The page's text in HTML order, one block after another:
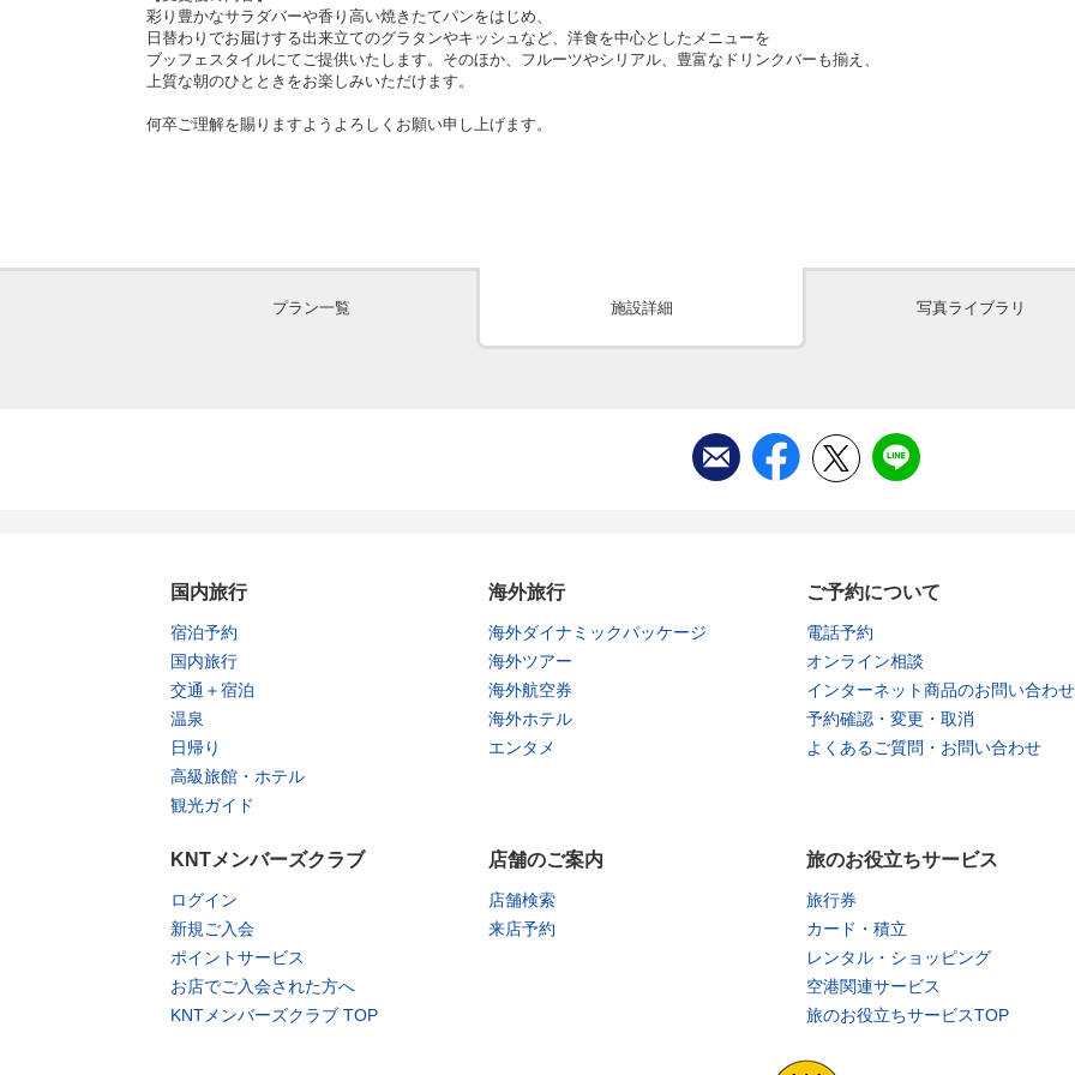
彩り豊かなサラダバーや香り高い焼きたてパンをはじめ、
日替わりでお届けする出来立てのグラタンやキッシュなど、洋食を中心としたメニューを
ブッフェスタイルにてご提供いたします。そのほか、フルーツやシリアル、豊富なドリンクバーも揃え、
上質な朝のひとときをお楽しみいただけます。
何卒ご理解を賜りますようよろしくお願い申し上げます。
プラン一覧 施設詳細 写真ライブラリ
国内旅行
宿泊予約
国内旅行
交通＋宿泊
温泉
日帰り
高級旅館・ホテル
観光ガイド
海外旅行
海外ダイナミックパッケージ
海外ツアー
海外航空券
海外ホテル
エンタメ
ご予約について
電話予約
オンライン相談
インターネット商品のお問い合わせ
予約確認・変更・取消
よくあるご質問・お問い合わせ
KNTメンバーズクラブ
ログイン
新規ご入会
ポイントサービス
お店でご入会された方へ
KNTメンバーズクラブ TOP
店舗のご案内
店舗検索
来店予約
旅のお役立ちサービス
旅行券
カード・積立
レンタル・ショッピング
空港関連サービス
旅のお役立ちサービスTOP